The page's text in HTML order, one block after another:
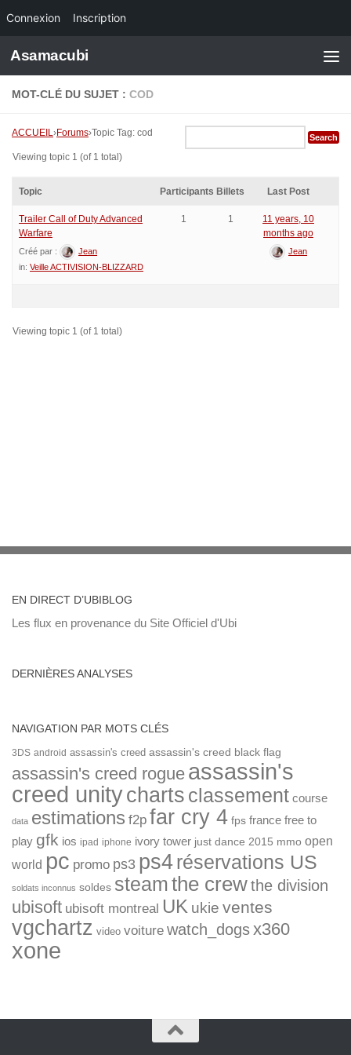
Connexion Inscription
Skip to content
Asamacubi
MOT-CLÉ DU SUJET : COD
ACCUEIL›Forums›Topic Tag: cod
Viewing topic 1 (of 1 total)
Topic Participants Billets Last Post
Trailer Call of Duty Advanced
Warfare
Créé par :
Jean
in: Veille ACTIVISION-BLIZZARD
1 1
11 years, 10
months ago
Jean
Viewing topic 1 (of 1 total)
EN DIRECT D’UBIBLOG
Les flux en provenance du Site Officiel d'Ubi
DERNIÈRES ANALYSES
NAVIGATION PAR MOTS CLÉS
3DS android assassin's creed assassin's creed black flag
assassin's creed rogue assassin's
creed unitycharts classement course
data estimations f2p far cry 4 fps france free to
play gfk ios ipad iphone ivory tower just dance 2015 mmo open
world pc promo ps3 ps4réservations US
soldats inconnus soldes steamthe crewthe division
ubisoft ubisoft montreal UK ukie ventes
vgchartz video voiture watch_dogsx360
xone